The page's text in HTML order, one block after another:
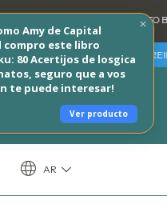
Amy de Capital
compro este libro
80 Acertijos de losgica
seguro que a vos
te puede interesar!
Ver producto
TARJETAS DE CREDITO
8 DE AGOSTO 30%
AR